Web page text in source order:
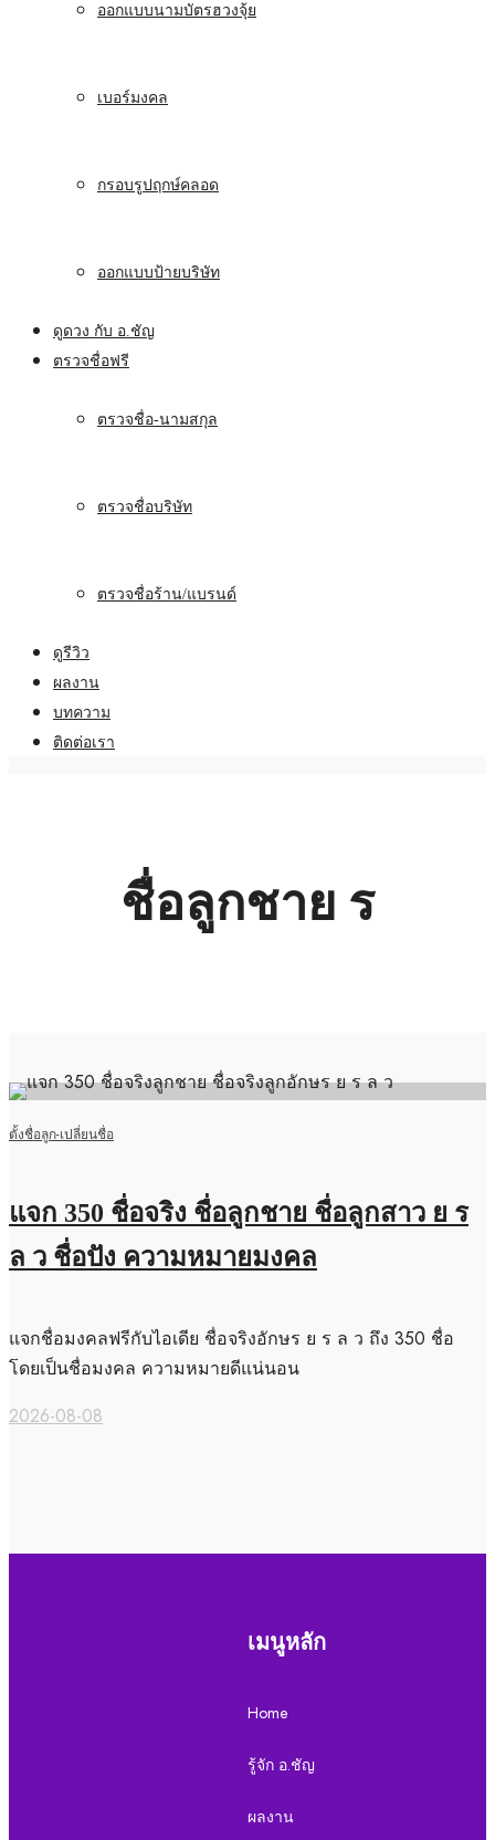
ออกแบบนามบัตรฮวงจุ้ย
เบอร์มงคล
กรอบรูปฤกษ์คลอด
ออกแบบป้ายบริษัท
ดูดวง กับ อ.ชัญ
ตรวจชื่อฟรี
ตรวจชื่อ-นามสกุล
ตรวจชื่อบริษัท
ตรวจชื่อร้าน/แบรนด์
ดูรีวิว
ผลงาน
บทความ
ติดต่อเรา
ชื่อลูกชาย ร
ตั้งชื่อลูก-เปลี่ยนชื่อ
แจก 350 ชื่อจริง ชื่อลูกชาย ชื่อลูกสาว ย ร
ล ว ชื่อปัง ความหมายมงคล
แจกชื่อมงคลฟรีกับไอเดีย ชื่อจริงอักษร ย ร ล ว ถึง 350 ชื่อ
โดยเป็นชื่อมงคล ความหมายดีแน่นอน
2026-08-08
เมนูหลัก
Home
รู้จัก อ.ชัญ
ผลงาน